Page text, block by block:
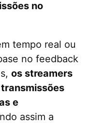
no
tempo real ou
no feedback
os streamers
e
assim a